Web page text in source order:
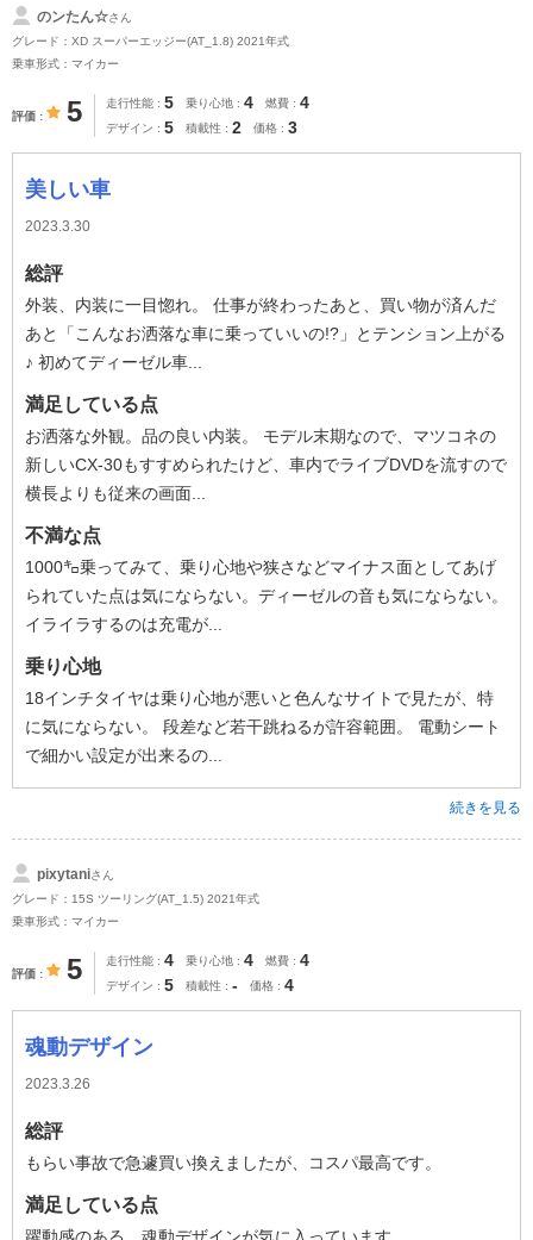
のンたん☆さん
グレード：XD スーパーエッジー(AT_1.8) 2021年式
乗車形式：マイカー
評価 5 走行性能 5 乗り心地 4 燃費 4
デザイン 5 積載性 2 価格 3
美しい車
2023.3.30
総評
外装、内装に一目惚れ。 仕事が終わったあと、買い物が済んだ
あと「こんなお洒落な車に乗っていいの!?」とテンション上がる
♪ 初めてディーゼル車...
満足している点
お洒落な外観。品の良い内装。 モデル末期なので、マツコネの
新しいCX-30もすすめられたけど、車内でライブDVDを流すので
横長よりも従来の画面...
不満な点
1000㌔乗ってみて、乗り心地や狭さなどマイナス面としてあげ
られていた点は気にならない。ディーゼルの音も気にならない。
イライラするのは充電が...
乗り心地
18インチタイヤは乗り心地が悪いと色んなサイトで見たが、特
に気にならない。 段差など若干跳ねるが許容範囲。 電動シート
で細かい設定が出来るの...
続きを見る
pixytaniさん
グレード：15S ツーリング(AT_1.5) 2021年式
乗車形式：マイカー
評価 5 走行性能 4 乗り心地 4 燃費 4
デザイン 5 積載性 - 価格 4
魂動デザイン
2023.3.26
総評
もらい事故で急遽買い換えましたが、コスパ最高です。
満足している点